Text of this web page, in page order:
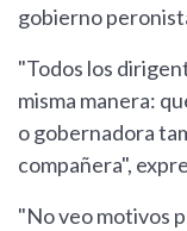
gobierno
"Todos los
misma manera:
o gobernadora
compañera",
"No veo motivos